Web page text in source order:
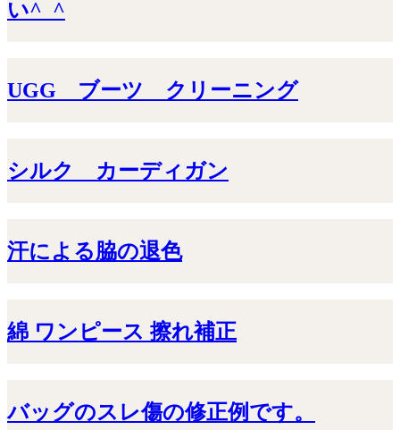
い^_^
UGG ブーツ クリーニング
シルク カーディガン
汗による脇の退色
綿 ワンピース 擦れ補正
バッグのスレ傷の修正例です。